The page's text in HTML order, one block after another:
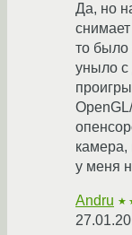
Да, но
то было
уныло с
камера,
у меня
Andru